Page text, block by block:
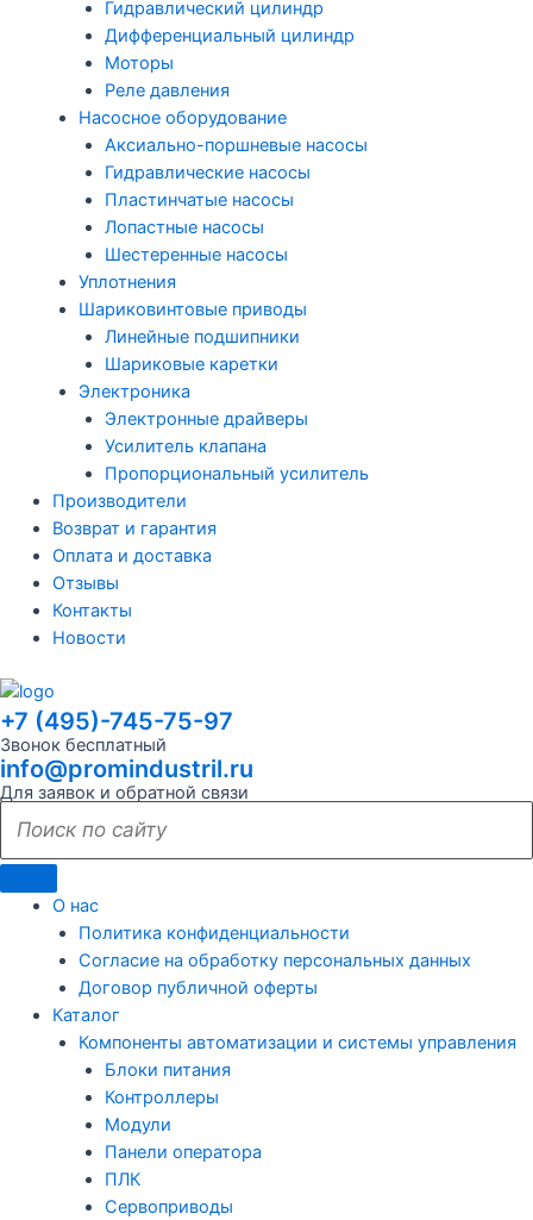
Гидравлический цилиндр
Дифференциальный цилиндр
Моторы
Реле давления
Насосное оборудование
Аксиально-поршневые насосы
Гидравлические насосы
Пластинчатые насосы
Лопастные насосы
Шестеренные насосы
Уплотнения
Шариковинтовые приводы
Линейные подшипники
Шариковые каретки
Электроника
Электронные драйверы
Усилитель клапана
Пропорциональный усилитель
Производители
Возврат и гарантия
Оплата и доставка
Отзывы
Контакты
Новости
+7 (495)-745-75-97
Звонок бесплатный
info@promindustril.ru
Для заявок и обратной связи
О нас
Политика конфиденциальности
Согласие на обработку персональных данных
Договор публичной оферты
Каталог
Компоненты автоматизации и системы управления
Блоки питания
Контроллеры
Модули
Панели оператора
ПЛК
Сервоприводы